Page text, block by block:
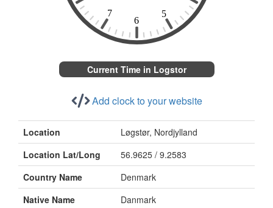
Current Time in Logstor
Add clock to your website
Location
Løgstør, Nordjylland
Location Lat/Long
56.9625 / 9.2583
Country Name
Denmark
Native Name
Danmark